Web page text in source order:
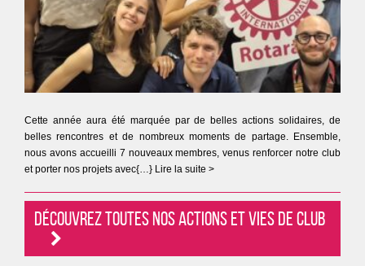
Cette année aura été marquée par de belles actions solidaires, de
belles rencontres et de nombreux moments de partage. Ensemble,
nous avons accueilli 7 nouveaux membres, venus renforcer notre club
et porter nos projets avec{…} Lire la suite >
Découvrez toutes nos actions et vies de club